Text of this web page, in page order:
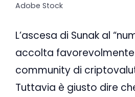
Adobe Stock
L’ascesa di Sunak al
accolta
community di
Tuttavia è giusto dire